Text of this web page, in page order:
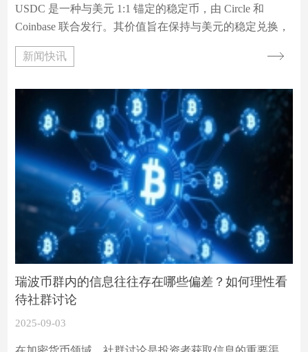
USDC 是一种与美元 1:1 锚定的稳定币，由 Circle 和
Coinbase 联合发行。其价值旨在保持与美元的稳定兑换，
为加密货币市场提供了相对稳定的价值存储和交易媒介。
这种稳定性使得 USDC 在加密货币市场波动时，成为投资
新闻快讯
瑞波币群内的信息往往存在哪些偏差？如何理性看
待社群讨论
2025-09-03